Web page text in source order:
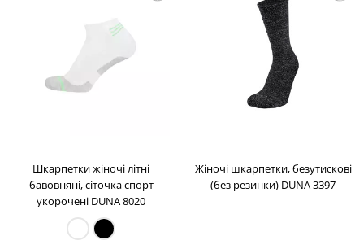
Шкарпетки жіночі літні
бавовняні, сіточка спорт
укорочені DUNA 8020
Жіночі шкарпетки, безутискові
(без резинки) DUNA 3397